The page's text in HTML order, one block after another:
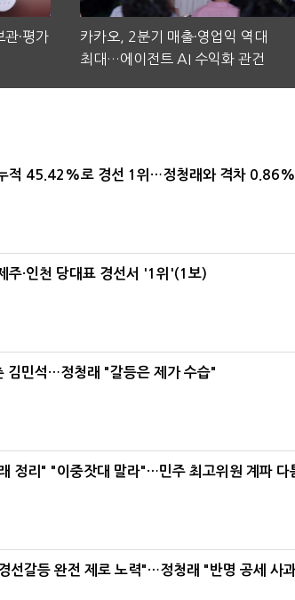
·평가
카카오, 2분기 매출·영업익 역대
최대…에이전트 AI 수익화 관건
적 45.42%로 경선 1위…정청래와 격차
주·인천 당대표 경선서 '1위'(1보)
김민석…정청래 "갈등은 제가 수습"
정리" "이중잣대 말라"…민주 최고위원 계파 다
선갈등 완전 제로 노력"…정청래 "반명 공세 사